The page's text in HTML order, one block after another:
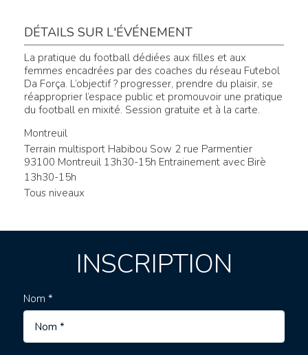
DÉTAILS SUR L'ÉVÉNEMENT
La pratique du football dédiées aux filles et aux
femmes encadrées par des coaches du réseau Futebol
Da Força. L’objectif ? progresser, prendre du plaisir, se
réapproprier l’espace public et promouvoir une pratique
du football en mixité. Session gratuite et à la carte.
Montreuil
Terrain multisport Habibou Sow 2 rue Parmentier
93100 Montreuil 13h30-15h Entrainement avec Birè
13h30-15h
Tous niveaux
INSCRIPTION
Nom *